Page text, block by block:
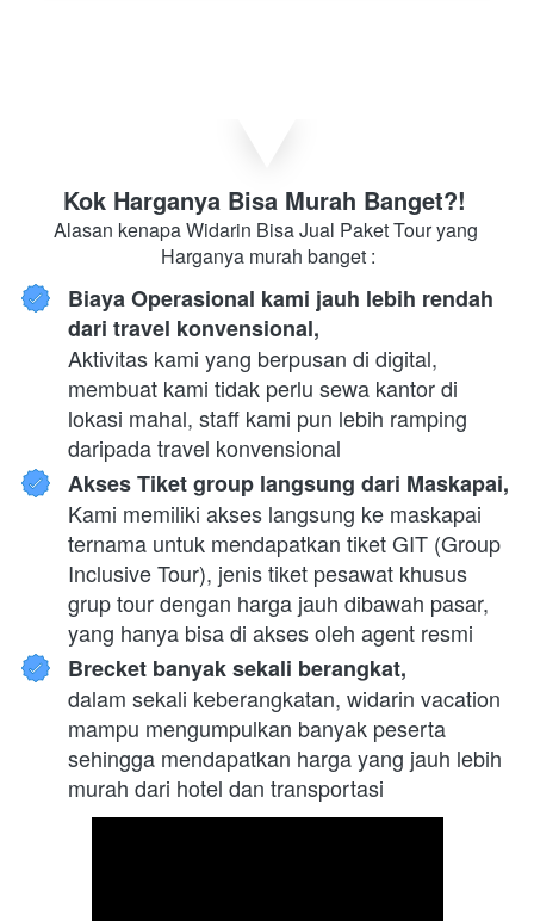
Kok Harganya Bisa Murah Banget?!
Alasan kenapa Widarin Bisa Jual Paket Tour yang
Harganya murah banget :
Biaya Operasional kami jauh lebih rendah
dari travel konvensional,
Aktivitas kami yang berpusan di digital,
membuat kami tidak perlu sewa kantor di
lokasi mahal, staff kami pun lebih ramping
daripada travel konvensional
Akses Tiket group langsung dari Maskapai,
Kami memiliki akses langsung ke maskapai
ternama untuk mendapatkan tiket GIT (Group
Inclusive Tour), jenis tiket pesawat khusus
grup tour dengan harga jauh dibawah pasar,
yang hanya bisa di akses oleh agent resmi
Brecket banyak sekali berangkat,
dalam sekali keberangkatan, widarin vacation
mampu mengumpulkan banyak peserta
sehingga mendapatkan harga yang jauh lebih
murah dari hotel dan transportasi